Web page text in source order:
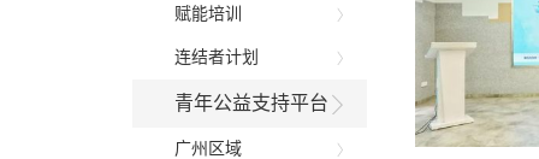
赋能培训
连结者计划
青年公益支持平台
广州区域